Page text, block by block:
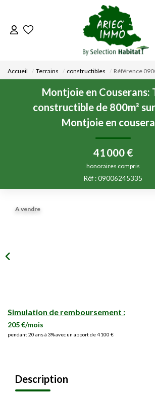
ACCUEIL
NOS BIENS
VENDRE UN BIEN
DÉPOSEZ VOTRE
NOUS REJOINDRE
Accueil Terrains constructibles Référence
Montjoie en Couserans:
constructible de 800m²
Montjoie en
41 000 €
honoraires compris
Réf : 09006245335
A vendre
Simulation de remboursement :
205 €/mois
pendant 20 ans à 3% avec un apport de 4 100 €
Description